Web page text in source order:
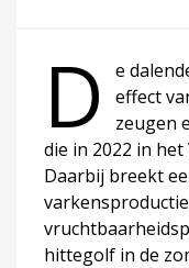
D
e
effect
zeugen
die in 2022 in
Daarbij breekt
hittegolf in de